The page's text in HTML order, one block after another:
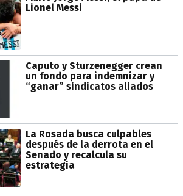
Lionel Messi
Caputo y Sturzenegger crean
un fondo para indemnizar y
“ganar” sindicatos aliados
La Rosada busca culpables
después de la derrota en el
Senado y recalcula su
estrategia